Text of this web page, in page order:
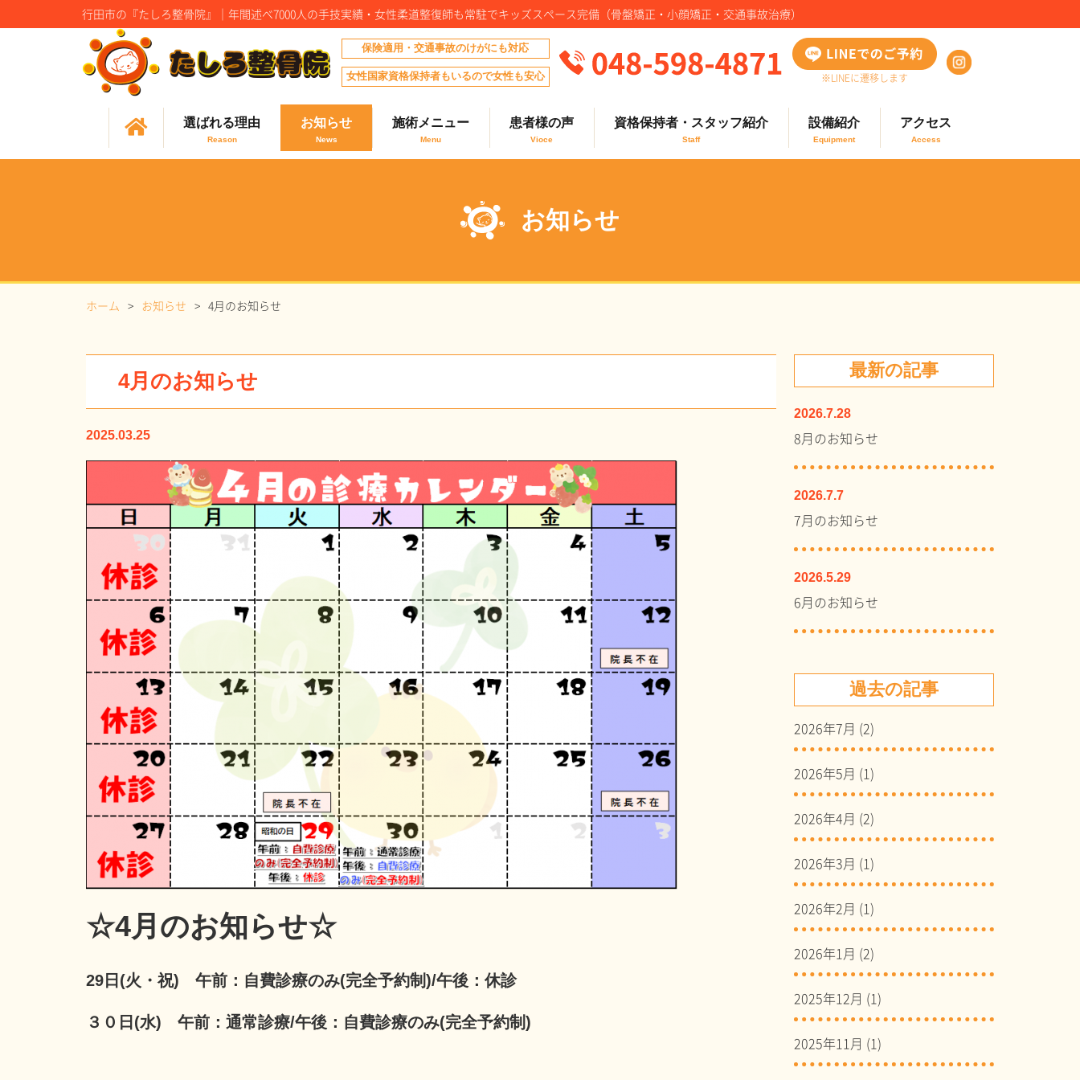
行田市の『たしろ整骨院』｜年間述べ7000人の手技実績・女性柔道整復師も常駐でキッズスペース完備（骨盤矯正・小顔矯正・交通事故治療）
保険適用・交通事故のけがにも対応
女性国家資格保持者もいるので女性も安心 ※LINEに遷移します
選ばれる理由 お知らせ 施術メニュー 患者様の声 資格保持者・スタッフ紹介 設備紹介 アクセス
お知らせ
ホーム お知らせ 4月のお知らせ
4月のお知らせ
2025.03.25
☆4月のお知らせ☆
29日(火・祝) 午前：自費診療のみ(完全予約制)/午後：休診
３０日(水) 午前：通常診療/午後：自費診療のみ(完全予約制)
最新の記事
8月のお知らせ
2026.7.28
7月のお知らせ
2026.7.7
6月のお知らせ
2026.5.29
過去の記事
2026年7月 (2)
2026年5月 (1)
2026年4月 (2)
2026年3月 (1)
2026年2月 (1)
2026年1月 (2)
2025年12月 (1)
2025年11月 (1)